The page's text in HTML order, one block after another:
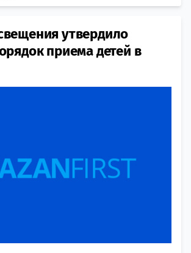
утвердило
приема детей в